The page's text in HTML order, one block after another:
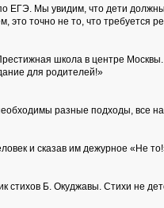
ЕГЭ. Мы увидим, что дети
точно не то, что требуется
школа в центре
для родителей!»
разные подходы, все
и сказав им дежурное «Не
Б. Окуджавы. Стихи не